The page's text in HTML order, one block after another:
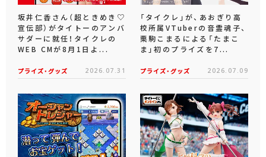
坂井仁香さん（超ときめき♡
宣伝部）がタイトーのアンバ
サダーに就任！タイクレの
WEB CMが8月1日よ...
プライズ・グッズ 2026.07.31
「タイクレ」が、あおぎり高
校所属VTuberの音霊魂子、
栗駒こまるによる「たまこ
ま」初のプライズを7...
プライズ・グッズ 2026.07.09